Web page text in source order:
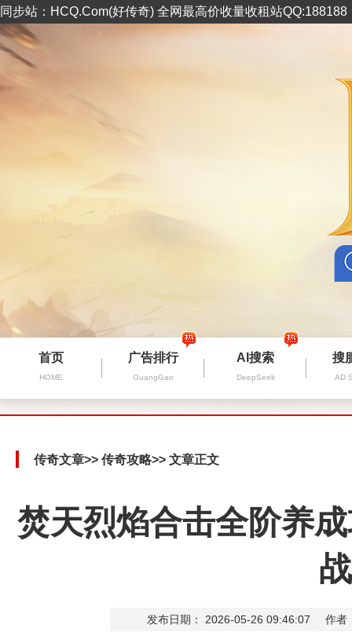
同步站：HCQ.Com(好传奇) 全网最高价收量收租站
首页
HOME
广告排行
GuangGao
AI搜索
DeepSeek
搜
AD
传奇文章>> 传奇攻略>> 文章正文
焚天烈焰合击全阶养
发布日期： 2026-05-26 09:46:07 作者